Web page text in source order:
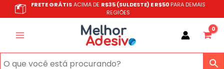
para
FRETE GRÁTISACIMA DE R$35 (SULDESTE) E R$50 PARA DEMAIS
REGIÕES